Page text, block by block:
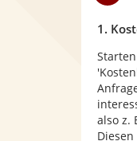
1.
also z.